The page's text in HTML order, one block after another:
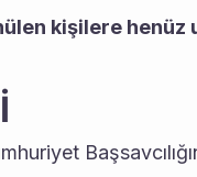
kişilere henüz